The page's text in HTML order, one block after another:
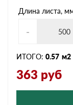
Длина листа,
-
ИТОГО: 0.57 м2
363 руб